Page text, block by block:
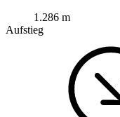
1.286 m
Aufstieg